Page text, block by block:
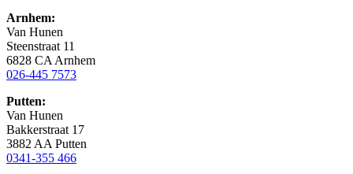
Arnhem:
Van Hunen
Steenstraat 11
6828 CA Arnhem
026-445 7573
Putten:
Van Hunen
Bakkerstraat 17
3882 AA Putten
0341-355 466